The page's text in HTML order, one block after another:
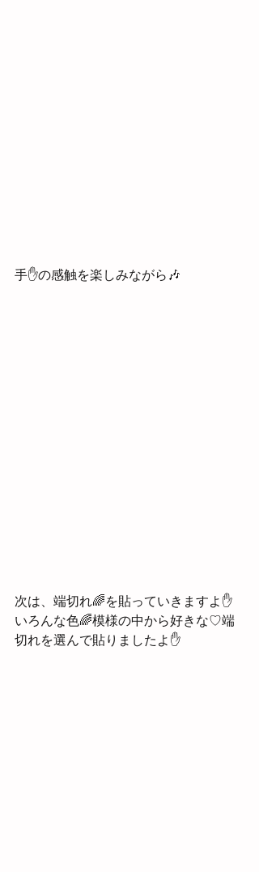
手✋の感触を楽しみながら🎶
次は、端切れ🌈を貼っていきますよ✋
いろんな色🌈模様の中から好きな♡端
切れを選んで貼りましたよ✋